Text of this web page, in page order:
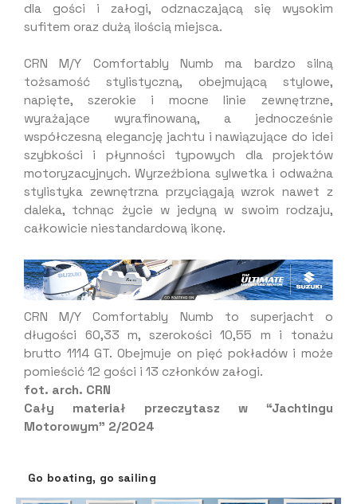
dla gości i załogi, odznaczającą się wysokim
sufitem oraz dużą ilością miejsca.
CRN M/Y Comfortably Numb ma bardzo silną
tożsamość stylistyczną, obejmującą stylowe,
napięte, szerokie i mocne linie zewnętrzne,
wyrażające wyrafinowaną, a jednocześnie
współczesną elegancję jachtu i nawiązujące do idei
szybkości i płynności typowych dla projektów
motoryzacyjnych. Wyrzeźbiona sylwetka i odważna
stylistyka zewnętrzna przyciągają wzrok nawet z
daleka, tchnąc życie w jedyną w swoim rodzaju,
całkowicie niestandardową ikonę.
CRN M/Y Comfortably Numb to superjacht o
długości 60,33 m, szerokości 10,55 m i tonażu
brutto 1114 GT. Obejmuje on pięć pokładów i może
pomieścić 12 gości i 13 członków załogi.
fot. arch. CRN
Cały materiał przeczytasz w “Jachtingu
Motorowym” 2/2024
Go boating, go sailing